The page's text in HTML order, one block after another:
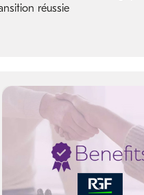
réussie